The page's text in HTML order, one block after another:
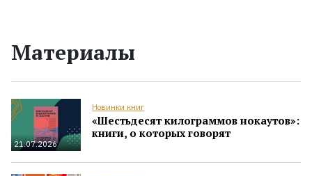
Материалы
21.07.2026
Новинки книг
«Шестьдесят килограммов нокаутов»:
книги, о которых говорят